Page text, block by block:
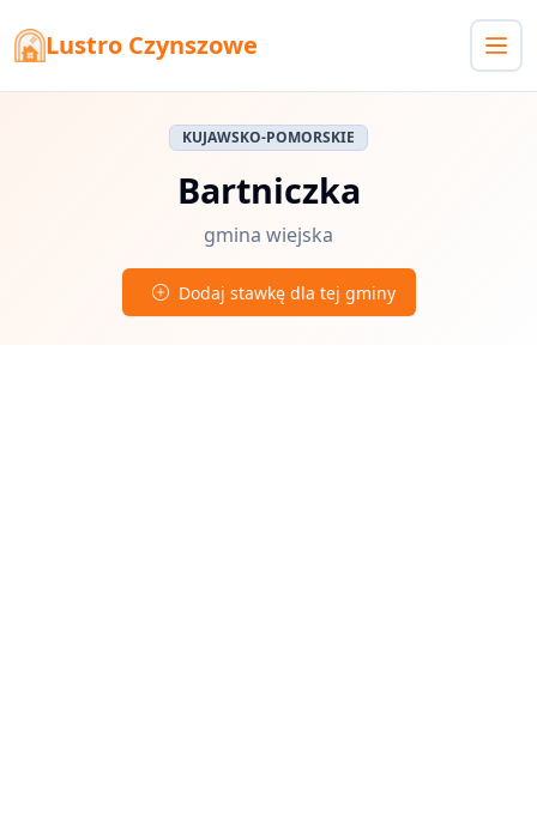
Lustro Czynszowe
KUJAWSKO-POMORSKIE
Bartniczka
gmina wiejska
Dodaj stawkę dla tej gminy